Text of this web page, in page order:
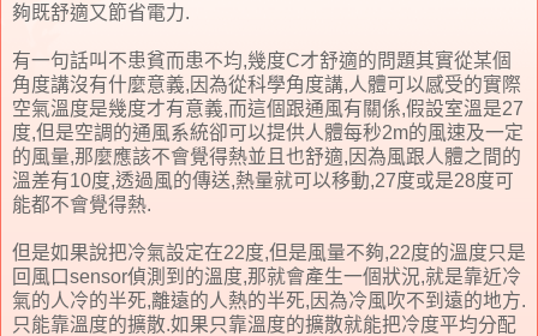
夠既舒適又節省電力.
有一句話叫不患貧而患不均,幾度C才舒適的問題其實從某個
角度講沒有什麼意義,因為從科學角度講,人體可以感受的實際
空氣溫度是幾度才有意義,而這個跟通風有關係,假設室溫是27
度,但是空調的通風系統卻可以提供人體每秒2m的風速及一定
的風量,那麼應該不會覺得熱並且也舒適,因為風跟人體之間的
溫差有10度,透過風的傳送,熱量就可以移動,27度或是28度可
能都不會覺得熱.
但是如果說把冷氣設定在22度,但是風量不夠,22度的溫度只是
回風口sensor偵測到的溫度,那就會產生一個狀況,就是靠近冷
氣的人冷的半死,離遠的人熱的半死,因為冷風吹不到遠的地方.
只能靠溫度的擴散.如果只靠溫度的擴散就能把冷度平均分配